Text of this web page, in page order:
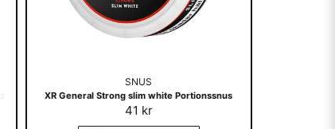
SNUS
XR General Strong slim white Portionssnus
41 kr